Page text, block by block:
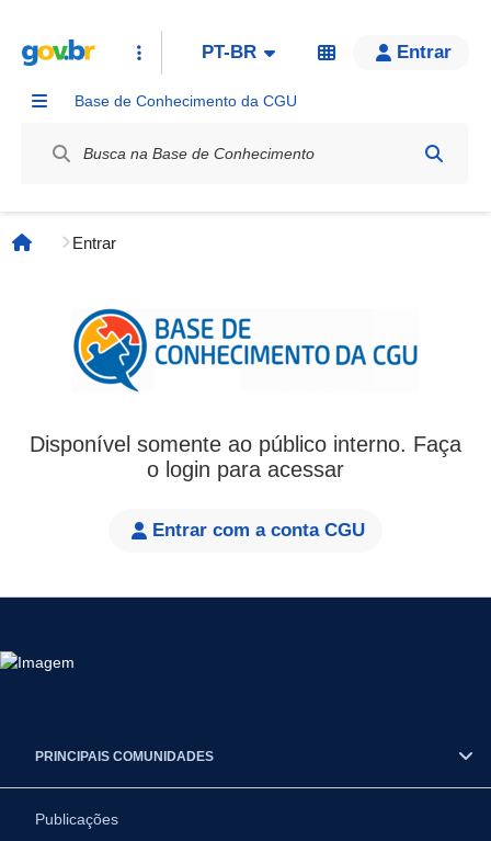
PT-BR Entrar
Base de Conhecimento da CGU
Página inicial
Entrar
Disponível somente ao público interno. Faça
o login para acessar
Entrar com a conta CGU
PRINCIPAIS COMUNIDADES
Publicações